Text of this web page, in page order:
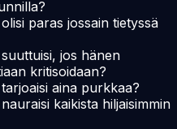
paras jossain tietyssä
jos hänen
kritisoidaan?
aina purkkaa?
kaikista hiljaisimmin